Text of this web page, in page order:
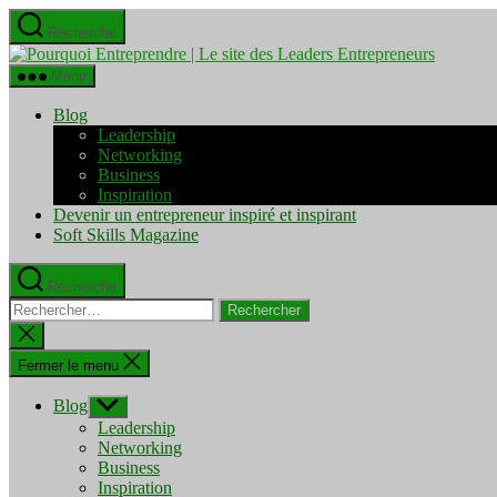
Aller
au
contenu
Recherche
Pourquoi
Menu
Blog
Leadership
Networking
Business
Inspiration
Devenir un entrepreneur inspiré et inspirant
Soft Skills Magazine
Recherche
Rechercher :
Fermer
la
recherche
Fermer le menu
Blog Afficher
le
sous-
menu
Leadership
Networking
Business
Inspiration